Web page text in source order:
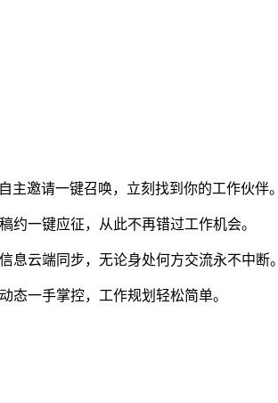
邀请一键召唤，立刻找到你的工作伙伴。
一键应征，从此不再错过工作机会。
云端同步，无论身处何方交流永不中断。
一手掌控，工作规划轻松简单。